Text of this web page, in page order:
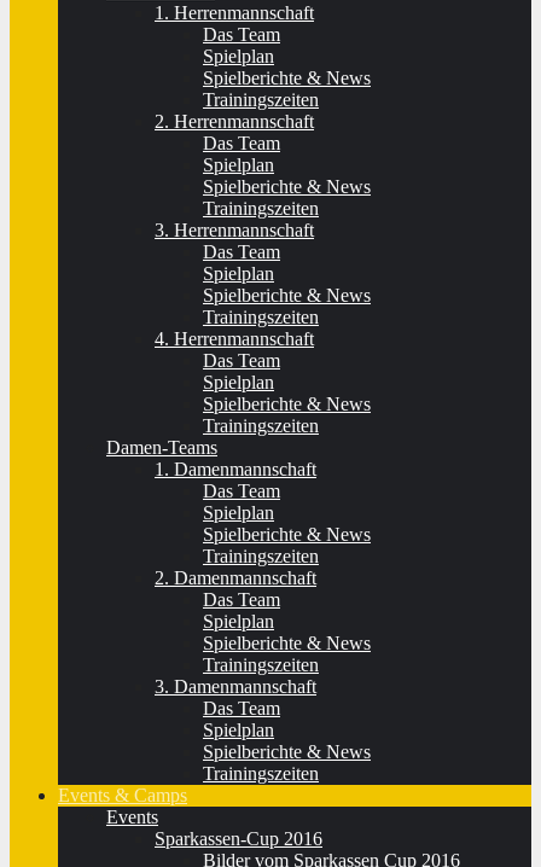
1. Herrenmannschaft
Das Team
Spielplan
Spielberichte & News
Trainingszeiten
2. Herrenmannschaft
Das Team
Spielplan
Spielberichte & News
Trainingszeiten
3. Herrenmannschaft
Das Team
Spielplan
Spielberichte & News
Trainingszeiten
4. Herrenmannschaft
Das Team
Spielplan
Spielberichte & News
Trainingszeiten
Damen-Teams
1. Damenmannschaft
Das Team
Spielplan
Spielberichte & News
Trainingszeiten
2. Damenmannschaft
Das Team
Spielplan
Spielberichte & News
Trainingszeiten
3. Damenmannschaft
Das Team
Spielplan
Spielberichte & News
Trainingszeiten
Events & Camps
Events
Sparkassen-Cup 2016
Bilder vom Sparkassen Cup 2016